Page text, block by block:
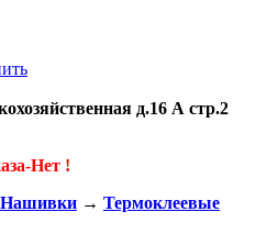
д.16 А стр.2
Нет !
Нашивки → Термоклеевые